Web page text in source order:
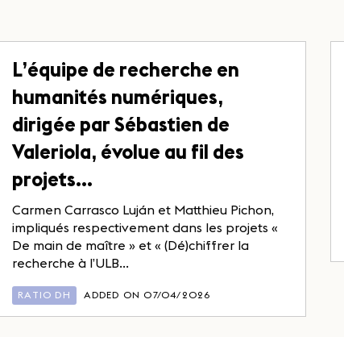
L’équipe de recherche en
humanités numériques,
dirigée par Sébastien de
Valeriola, évolue au fil des
projets…
Carmen Carrasco Luján et Matthieu Pichon,
impliqués respectivement dans les projets «
De main de maître » et « (Dé)chiffrer la
recherche à l’ULB...
RATIO DH ADDED ON 07/04/2026